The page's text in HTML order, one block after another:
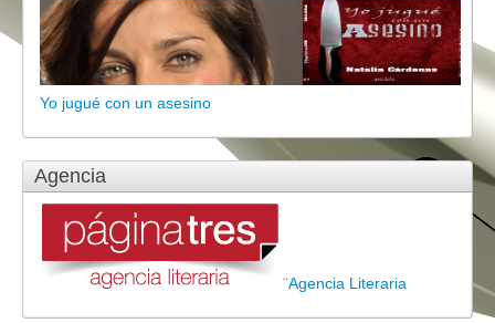
Yo jugué con un asesino
Agencia
¨Agencia Literaria